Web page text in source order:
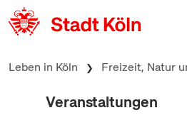
zum Inhalt springen
Leben in Köln Freizeit, Natur
Veranstaltungen